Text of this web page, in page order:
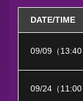
DATE/TIME
09/09 （13:40
09/24 （11:00